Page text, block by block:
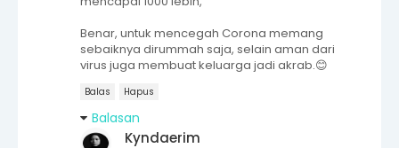
Benar, untuk mencegah Corona memang
sebaiknya dirummah saja, selain aman dari
virus juga membuat keluarga jadi akrab.😊
Balas Hapus
Balasan
Kyndaerim